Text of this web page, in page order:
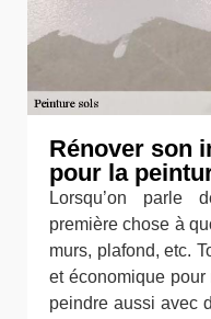
Rénover son
pour la
Lorsqu’on parle
première chose à
murs, plafond, etc.
et économique pour
peindre aussi avec